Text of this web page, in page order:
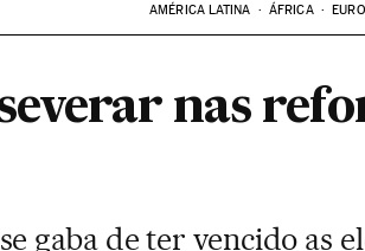
AMÉRICA LATINA ÁFRICA
nas
gaba de ter vencido as